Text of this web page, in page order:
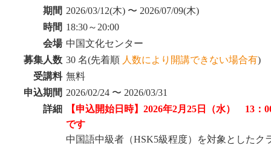
期間 2026/03/12(木) 〜 2026/07/09(木)
時間 18:30～20:00
会場 中国文化センター
募集人数 30 名(先着順 人数により開講できない場合有)
受講料 無料
申込期間 2026/02/24 〜 2026/03/31
詳細
【申込開始日時】2026年2月25日（水） 13
です
中国語中級者（HSK5級程度）を対象としたク